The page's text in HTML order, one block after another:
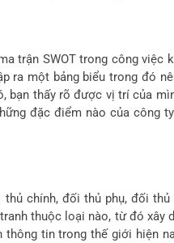
trận SWOT trong công việc
ra một bảng biểu trong đó
thấy rõ được vị trí của
đặc điểm nào của công
chính, đối thủ phụ, đối
thuộc loại nào, từ đó xây
tin trong thế giới hiện